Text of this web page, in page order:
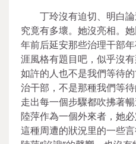
丁玲沒有迫切、明白
究竟有多壞。她沒亮相。
年前后延安那些治理干部
涯風格有題目吧，似乎沒
如許的人也不是我們等待
治干部，不是那種我們等
走出每一個步驟都吹拂著
陸萍作為一個外來者，她
這種周遭的狀況里的一些